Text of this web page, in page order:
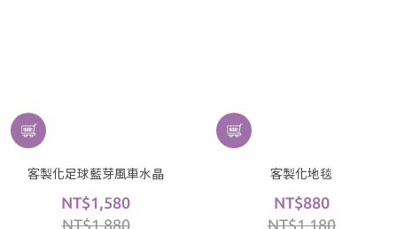
客製化足球藍芽風車水晶
NT$1,580
NT$1,880
客製化地毯
NT$880
NT$1,180